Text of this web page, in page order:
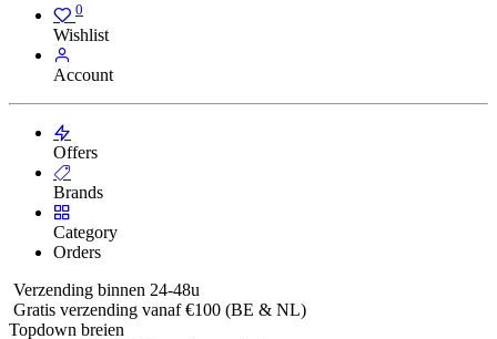
0
Wishlist
Account
Offers
Brands
Category
Orders
Verzending binnen 24-48u
Gratis verzending vanaf €100 (BE & NL)
Topdown breien